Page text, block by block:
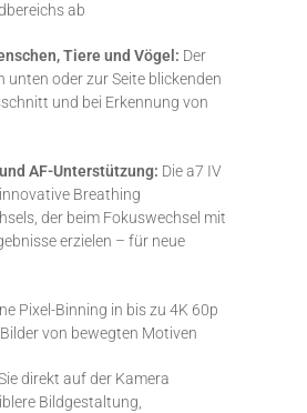
ab
Tiere und Vögel: Der
unten oder zur Seite blickenden
und bei Erkennung von
AF-Unterstützung: Die a7 IV
Breathing
der beim Fokuswechsel mit
erzielen – für neue
Pixel-Binning in bis zu 4K 60p
von bewegten Motiven
direkt auf der Kamera
Bildgestaltung,